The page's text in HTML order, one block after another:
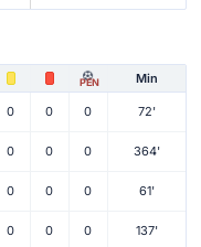
PEN Min
0 0 0 72'
0 0 0 364'
0 0 0 61'
0 0 0 137'